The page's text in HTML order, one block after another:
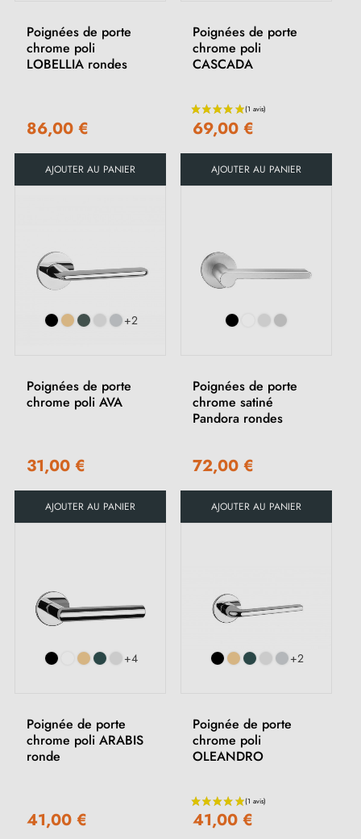
(2 avis)
Poignées de porte
chrome poli
LOBELLIA rondes
86,00 €
AJOUTER AU PANIER
Poignées de porte
chrome poli
CASCADA
69,00 €
AJOUTER AU PANIER
+2
Poignées de porte
chrome poli AVA
31,00 €
AJOUTER AU PANIER
Poignées de porte
chrome satiné
Pandora rondes
72,00 €
AJOUTER AU PANIER
+4
Poignée de porte
chrome poli ARABIS
ronde
41,00 €
+2
Poignée de porte
chrome poli
OLEANDRO
41,00 €